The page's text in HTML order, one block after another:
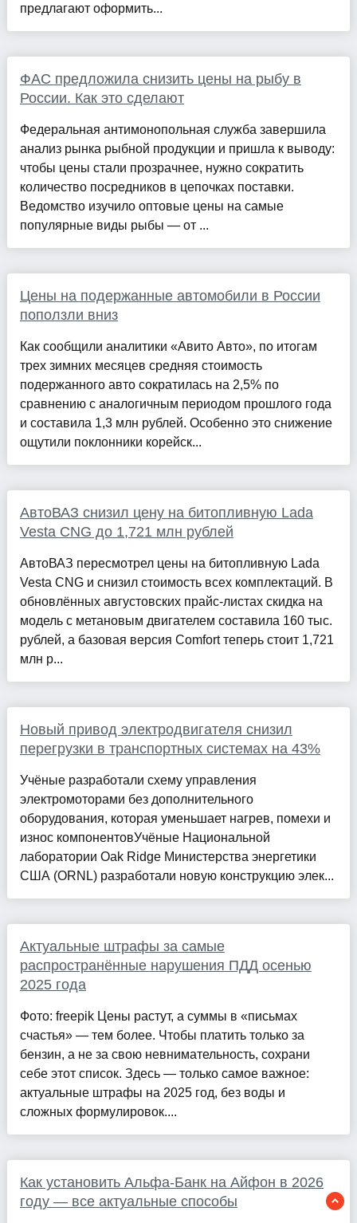
предлагают оформить...
ФАС предложила снизить цены на рыбу в
России. Как это сделают
Федеральная антимонопольная служба завершила
анализ рынка рыбной продукции и пришла к выводу:
чтобы цены стали прозрачнее, нужно сократить
количество посредников в цепочках поставки.
Ведомство изучило оптовые цены на самые
популярные виды рыбы — от ...
Цены на подержанные автомобили в России
поползли вниз
Как сообщили аналитики «Авито Авто», по итогам
трех зимних месяцев средняя стоимость
подержанного авто сократилась на 2,5% по
сравнению с аналогичным периодом прошлого года
и составила 1,3 млн рублей. Особенно это снижение
ощутили поклонники корейск...
АвтоВАЗ снизил цену на битопливную Lada
Vesta CNG до 1,721 млн рублей
АвтоВАЗ пересмотрел цены на битопливную Lada
Vesta CNG и снизил стоимость всех комплектаций. В
обновлённых августовских прайс-листах скидка на
модель с метановым двигателем составила 160 тыс.
рублей, а базовая версия Comfort теперь стоит 1,721
млн р...
Новый привод электродвигателя снизил
перегрузки в транспортных системах на 43%
Учёные разработали схему управления
электромоторами без дополнительного
оборудования, которая уменьшает нагрев, помехи и
износ компонентовУчёные Национальной
лаборатории Oak Ridge Министерства энергетики
США (ORNL) разработали новую конструкцию элек...
Актуальные штрафы за самые
распространённые нарушения ПДД осенью
2025 года
Фото: freepik Цены растут, а суммы в «письмах
счастья» — тем более. Чтобы платить только за
бензин, а не за свою невнимательность, сохрани
себе этот список. Здесь — только самое важное:
актуальные штрафы на 2025 год, без воды и
сложных формулировок....
Как установить Альфа-Банк на Айфон в 2026
году — все актуальные способы